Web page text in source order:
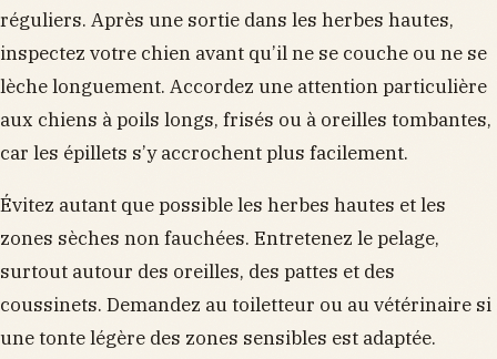
réguliers. Après une sortie dans les herbes hautes,
inspectez votre chien avant qu’il ne se couche ou ne se
lèche longuement. Accordez une attention particulière
aux chiens à poils longs, frisés ou à oreilles tombantes,
car les épillets s’y accrochent plus facilement.
Évitez autant que possible les herbes hautes et les
zones sèches non fauchées. Entretenez le pelage,
surtout autour des oreilles, des pattes et des
coussinets. Demandez au toiletteur ou au vétérinaire si
une tonte légère des zones sensibles est adaptée.